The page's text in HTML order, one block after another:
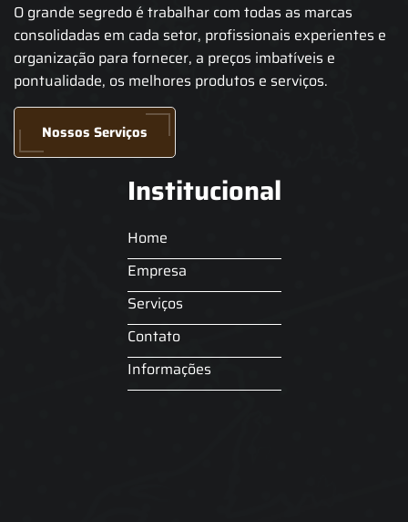
O grande segredo é trabalhar com todas as marcas
consolidadas em cada setor, profissionais experientes e
organização para fornecer, a preços imbatíveis e
pontualidade, os melhores produtos e serviços.
Nossos Serviços
Institucional
Home
Empresa
Serviços
Contato
Informações